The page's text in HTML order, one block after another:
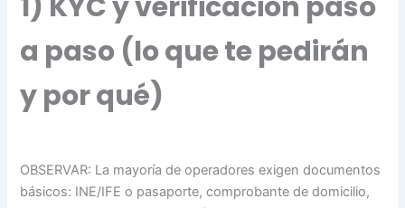
a paso (lo que te pedirán
y por qué)
OBSERVAR: La mayoría de operadores exigen documentos
básicos: INE/IFE o pasaporte, comprobante de domicilio,